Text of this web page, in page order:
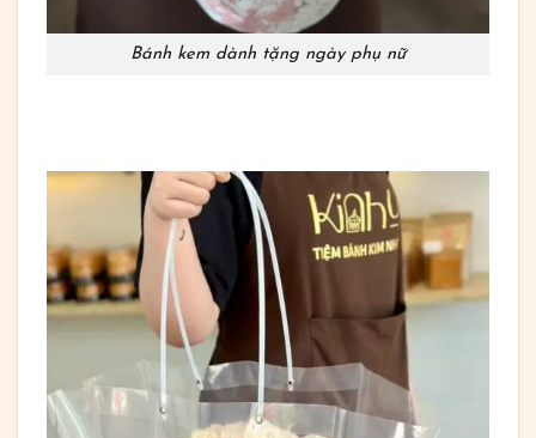
Bánh kem dành tặng ngày phụ nữ